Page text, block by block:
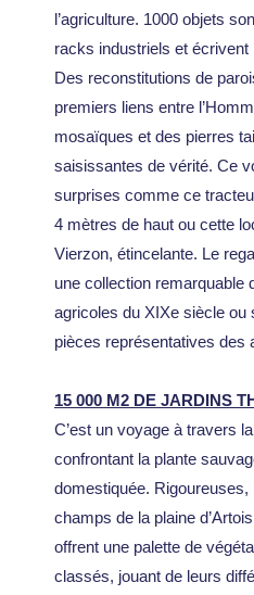
l’agriculture. 1000 objets
racks industriels et écrivent
Des reconstitutions de
premiers liens entre
mosaïques et des pierres
saisissantes de vérité. Ce
surprises comme ce
4 mètres de haut ou cette
Vierzon, étincelante. Le
une collection remarquable
agricoles du XIXe siècle ou
pièces représentatives des
15 000 M2 DE JARDINS
C’est un voyage à travers
confrontant la plante
domestiquée. Rigoureuses,
champs de la plaine
offrent une palette de
classés, jouant de leurs